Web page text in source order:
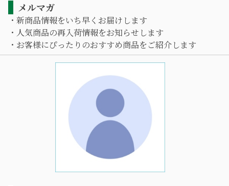
メルマガ
・新商品情報をいち早くお届けします
・人気商品の再入荷情報をお知らせします
・お客様にぴったりのおすすめ商品をご紹介します